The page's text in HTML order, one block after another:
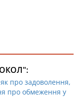
про задоволення,
про обмеження у